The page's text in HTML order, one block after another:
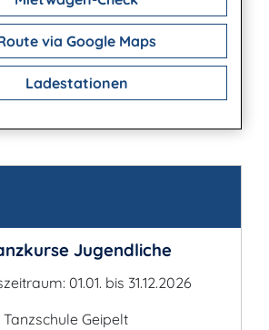
via Google Maps
Ladestationen
Jugendliche
01.01. bis 31.12.2026
Tanzschule Geipelt